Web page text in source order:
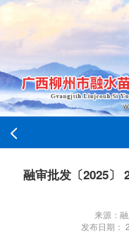
融审批发〔2025〕
来源：
发布日期：